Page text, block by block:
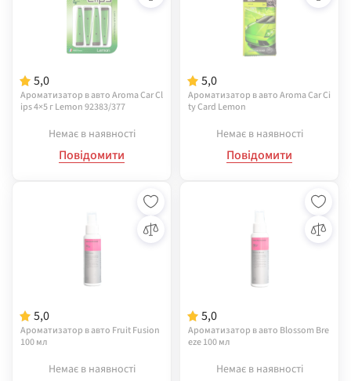
5,0
Ароматизатор в авто Aroma Car Cl
ips 4×5 г Lemon 92383/377
Немає в наявності
Повідомити
5,0
Ароматизатор в авто Aroma Car Ci
ty Card Lemon
Немає в наявності
Повідомити
5,0
Ароматизатор в авто Fruit Fusion
100 мл
Немає в наявності
5,0
Ароматизатор в авто Blossom Bre
eze 100 мл
Немає в наявності